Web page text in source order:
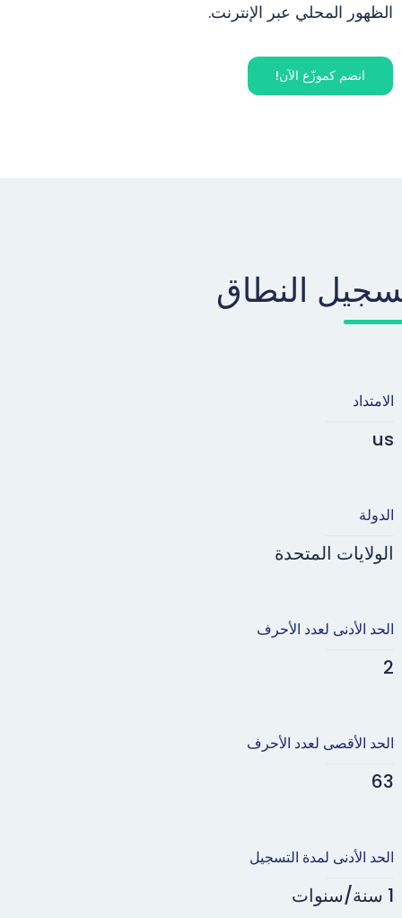
الظهور المحلي عبر الإنترنت.
انضم كموزّع الآن!
النطاق
الامتداد
us
الدولة
الولايات المتحدة
الحد الأدنى لعدد الأحرف
2
الحد الأقصى لعدد الأحرف
63
الحد الأدنى لمدة التسجيل
1 سنة/سنوات